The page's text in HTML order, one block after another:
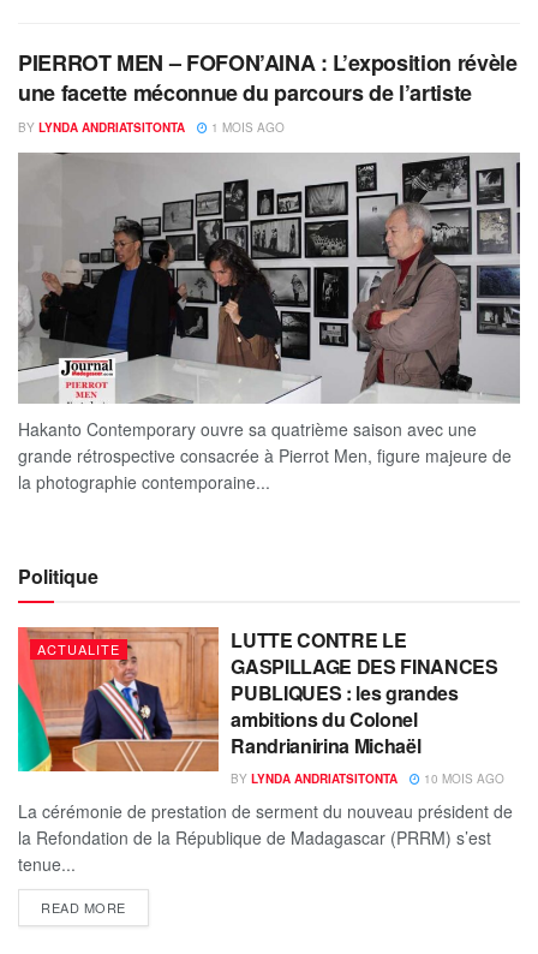
PIERROT MEN – FOFON’AINA : L’exposition révèle
une facette méconnue du parcours de l’artiste
BY LYNDA ANDRIATSITONTA 1 MOIS AGO
Hakanto Contemporary ouvre sa quatrième saison avec une
grande rétrospective consacrée à Pierrot Men, figure majeure de
la photographie contemporaine...
Politique
ACTUALITE
LUTTE CONTRE LE
GASPILLAGE DES FINANCES
PUBLIQUES : les grandes
ambitions du Colonel
Randrianirina Michaël
BY LYNDA ANDRIATSITONTA 10 MOIS AGO
La cérémonie de prestation de serment du nouveau président de
la Refondation de la République de Madagascar (PRRM) s’est
tenue...
READ MORE